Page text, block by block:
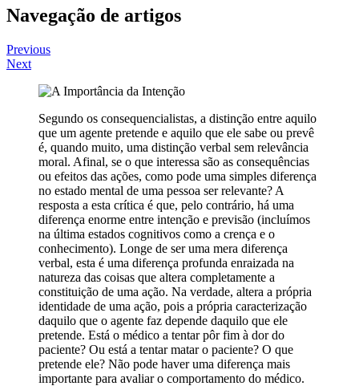
Navegação de artigos
Previous
Next
Segundo os consequencialistas, a distinção entre aquilo
que um agente pretende e aquilo que ele sabe ou prevê
é, quando muito, uma distinção verbal sem relevância
moral. Afinal, se o que interessa são as consequências
ou efeitos das ações, como pode uma simples diferença
no estado mental de uma pessoa ser relevante? A
resposta a esta crítica é que, pelo contrário, há uma
diferença enorme entre intenção e previsão (incluímos
na última estados cognitivos como a crença e o
conhecimento). Longe de ser uma mera diferença
verbal, esta é uma diferença profunda enraizada na
natureza das coisas que altera completamente a
constituição de uma ação. Na verdade, altera a própria
identidade de uma ação, pois a própria caracterização
daquilo que o agente faz depende daquilo que ele
pretende. Está o médico a tentar pôr fim à dor do
paciente? Ou está a tentar matar o paciente? O que
pretende ele? Não pode haver uma diferença mais
importante para avaliar o comportamento do médico.